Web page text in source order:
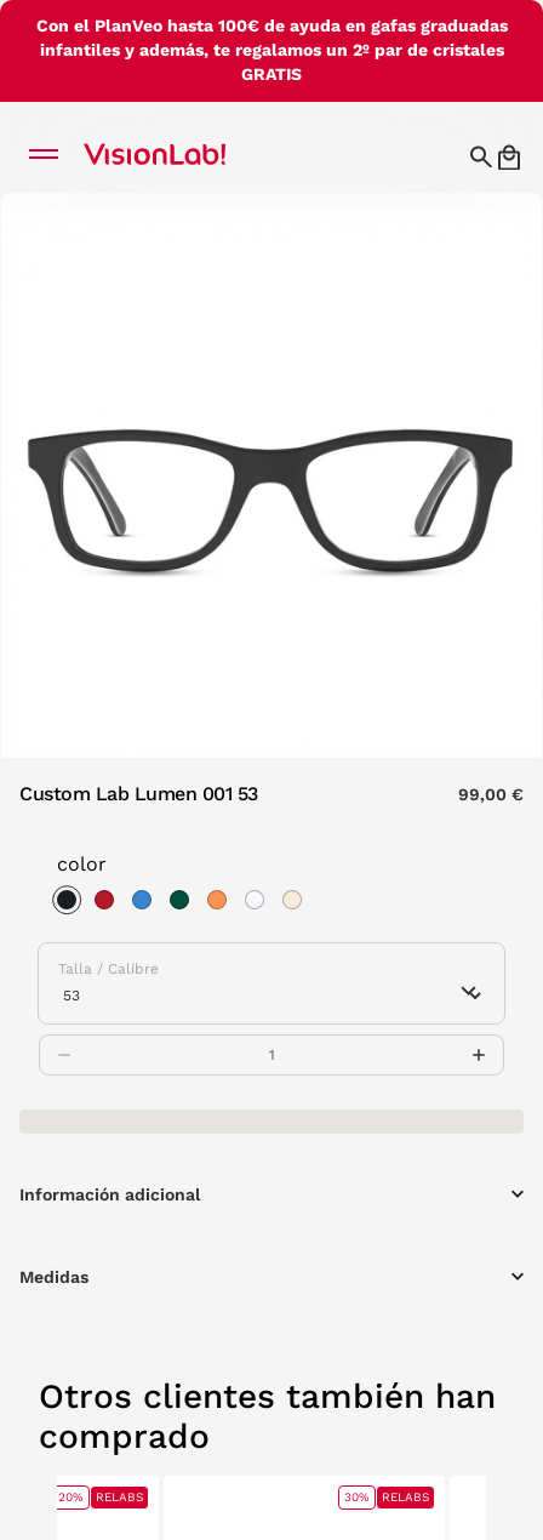
Con el PlanVeo hasta 100€ de ayuda en gafas graduadas
infantiles y además, te regalamos un 2º par de cristales
GRATIS
Custom Lab Lumen 001 53 99,00 €
color
Talla / Calibre
Información adicional
Medidas
Otros clientes también han
comprado
20% RELABS 30% RELABS